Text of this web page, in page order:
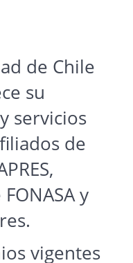
de Chile
su
servicios
de
y
vigentes